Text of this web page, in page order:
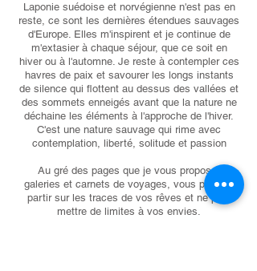
Laponie suédoise et norvégienne n'est pas en
reste, ce sont les dernières étendues sauvages
d'Europe. Elles m'inspirent et je continue de
m'extasier à chaque séjour, que ce soit en
hiver ou à l'automne. Je reste à contempler ces
havres de paix et savourer les longs instants
de silence qui flottent au dessus des vallées et
des sommets enneigés avant que la nature ne
déchaine les éléments à l'approche de l'hiver.
C'est une nature sauvage qui rime avec
contemplation, liberté, solitude et passion
Au gré des pages que je vous propose,
galeries et carnets de voyages, vous pourrez
partir sur les traces de vos rêves et ne plus
mettre de limites à vos envies.